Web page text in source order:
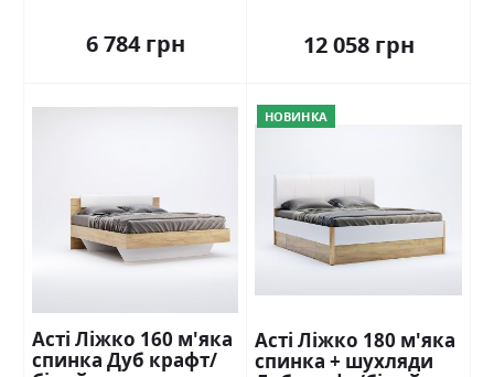
6 784 грн 12 058 грн
Асті Ліжко 160 м'яка
спинка Дуб крафт/
НОВИНКА
Асті Ліжко 180 м'яка
спинка + шухляди